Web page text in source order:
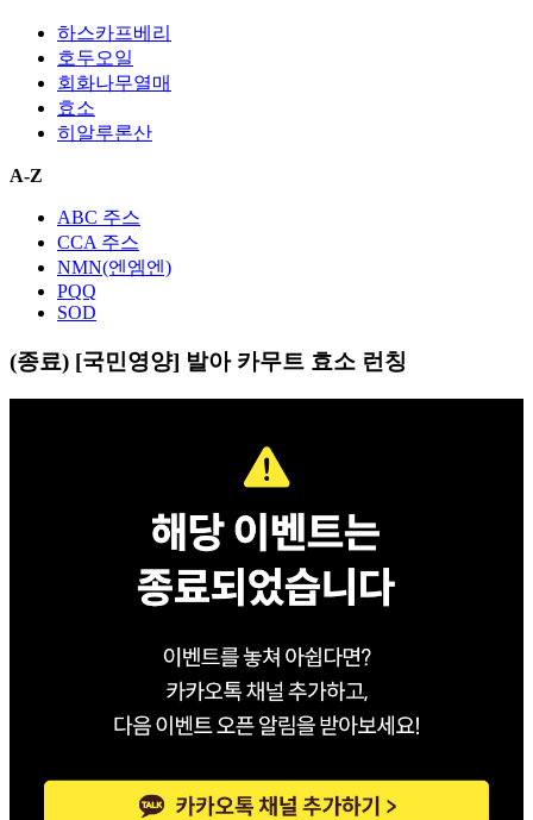
하스카프베리
호두오일
회화나무열매
효소
히알루론산
A-Z
ABC 주스
CCA 주스
NMN(엔엠엔)
PQQ
SOD
(종료) [국민영양] 발아 카무트 효소 런칭